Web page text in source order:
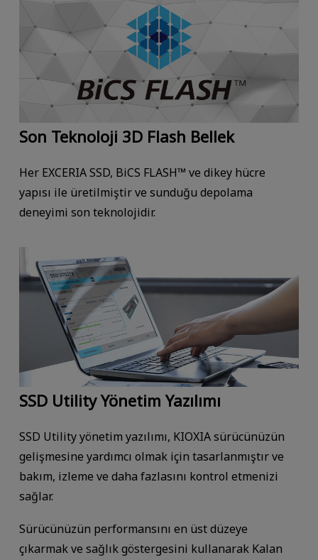
Son Teknoloji 3D Flash Bellek
Her EXCERIA SSD, BiCS FLASH™ ve dikey hücre
yapısı ile üretilmiştir ve sunduğu depolama
deneyimi son teknolojidir.
SSD Utility Yönetim Yazılımı
SSD Utility yönetim yazılımı, KIOXIA sürücünüzün
gelişmesine yardımcı olmak için tasarlanmıştır ve
bakım, izleme ve daha fazlasını kontrol etmenizi
sağlar.
Sürücünüzün performansını en üst düzeye
çıkarmak ve sağlık göstergesini kullanarak Kalan